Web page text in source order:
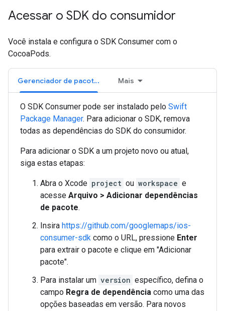
Acessar o SDK do consumidor
Você instala e configura o SDK Consumer com o
CocoaPods.
Gerenciador de pacotes do Swift Mais
O SDK Consumer pode ser instalado pelo Swift
Package Manager. Para adicionar o SDK, remova
todas as dependências do SDK do consumidor.
Para adicionar o SDK a um projeto novo ou atual,
siga estas etapas:
Abra o Xcode project ou workspace e
acesse Arquivo > Adicionar dependências
de pacote.
Insira https://github.com/googlemaps/ios-
consumer-sdk como o URL, pressione Enter
para extrair o pacote e clique em "Adicionar
pacote".
Para instalar um version específico, defina o
campo Regra de dependência como uma das
opções baseadas em versão. Para novos